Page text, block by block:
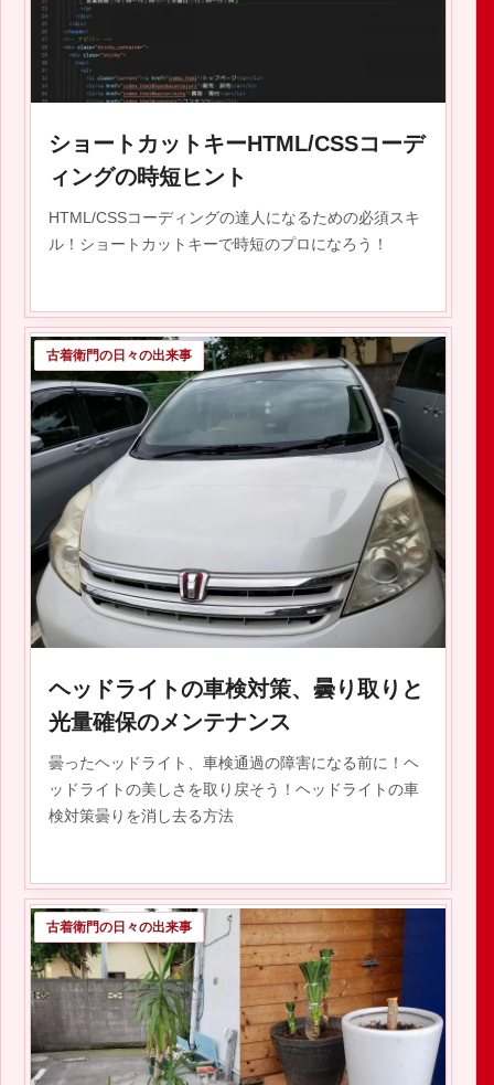
ショートカットキーHTML/CSSコーデ
ィングの時短ヒント
HTML/CSSコーディングの達人になるための必須スキ
ル！ショートカットキーで時短のプロになろう！
2020.08.29
古着衛門の日々の出来事
ヘッドライトの車検対策、曇り取りと
光量確保のメンテナンス
曇ったヘッドライト、車検通過の障害になる前に！ヘ
ッドライトの美しさを取り戻そう！ヘッドライトの車
検対策曇りを消し去る方法
古着衛門の日々の出来事